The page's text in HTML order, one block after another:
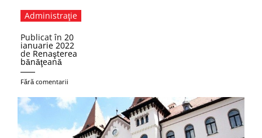
Administraţie
Publicat în 20
ianuarie 2022
de Renaşterea
bănăţeană
Fără comentarii